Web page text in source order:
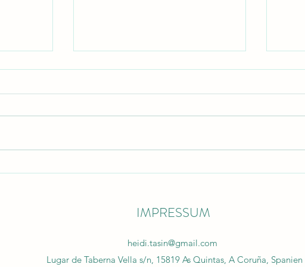
Auf dem Weg zur Magie –
IMPRESSUM
Lugar de Taberna Vella s/n, 15819 As Quintas, A Coruña, Spanien
heidi.tasin@gmail.com